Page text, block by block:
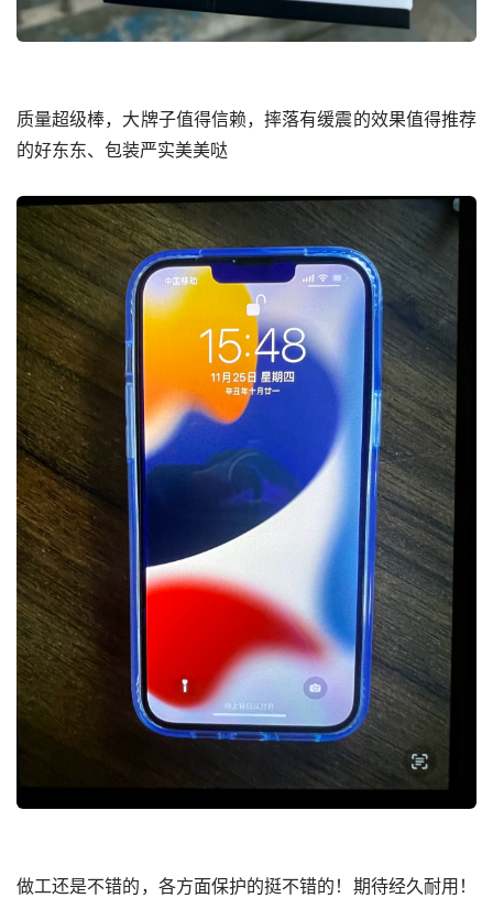
质量超级棒，大牌子值得信赖，摔落有缓震的效果值得推荐
的好东东、包装严实美美哒
做工还是不错的，各方面保护的挺不错的！期待经久耐用！